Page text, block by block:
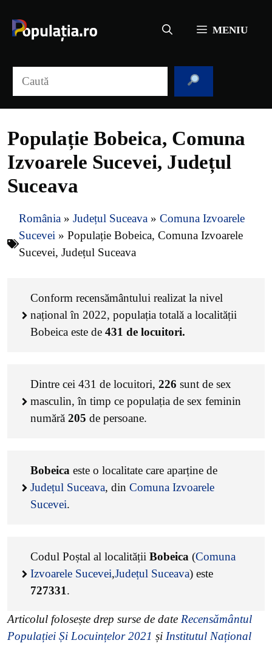
conținut
MENIU
Populație Bobeica, Comuna
Izvoarele Sucevei, Județul
Suceava
România » Județul Suceava » Comuna Izvoarele
Sucevei » Populație Bobeica, Comuna Izvoarele
Sucevei, Județul Suceava
Conform recensământului realizat la nivel
național în 2022, populația totală a localității
Bobeica este de 431 de locuitori.
Dintre cei 431 de locuitori, 226 sunt de sex
masculin, în timp ce populația de sex feminin
numără 205 de persoane.
Bobeica este o localitate care aparține de
Județul Suceava, din Comuna Izvoarele
Sucevei.
Codul Poștal al localității Bobeica (Comuna
Izvoarele Sucevei,Județul Suceava) este
727331.
Articolul folosește drep surse de date Recensământul
Populației Și Locuințelor 2021 și Institutul Național